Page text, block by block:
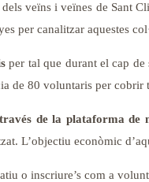
veïns i veïnes de Sant
per canalitzar aquestes
per tal que durant el cap de
de 80 voluntaris per cobrir
de la plataforma de
L’objectiu econòmic
o inscriure’s com a